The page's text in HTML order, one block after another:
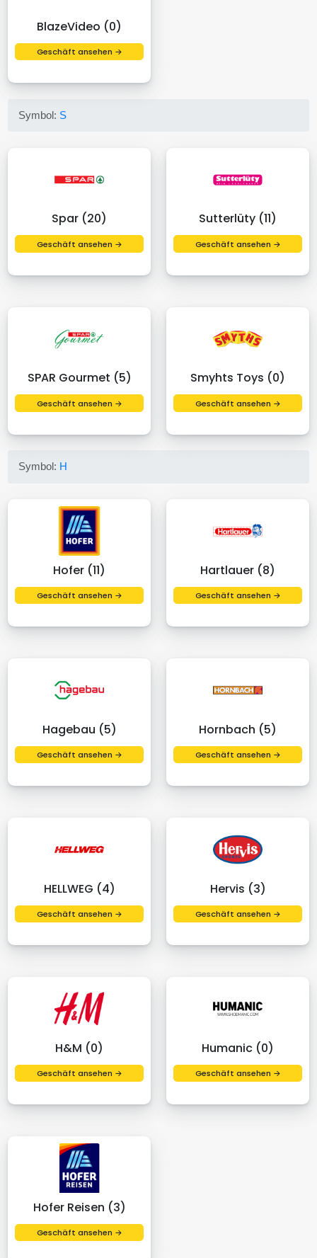
BlazeVideo (0)
Geschäft ansehen →
Symbol: S
Spar (20)
Geschäft ansehen →
Sutterlüty (11)
Geschäft ansehen →
SPAR Gourmet (5)
Geschäft ansehen →
Smyhts Toys (0)
Geschäft ansehen →
Symbol: H
Hofer (11)
Geschäft ansehen →
Hartlauer (8)
Geschäft ansehen →
Hagebau (5)
Geschäft ansehen →
Hornbach (5)
Geschäft ansehen →
HELLWEG (4)
Geschäft ansehen →
Hervis (3)
Geschäft ansehen →
H&M (0)
Geschäft ansehen →
Humanic (0)
Geschäft ansehen →
Hofer Reisen (3)
Geschäft ansehen →